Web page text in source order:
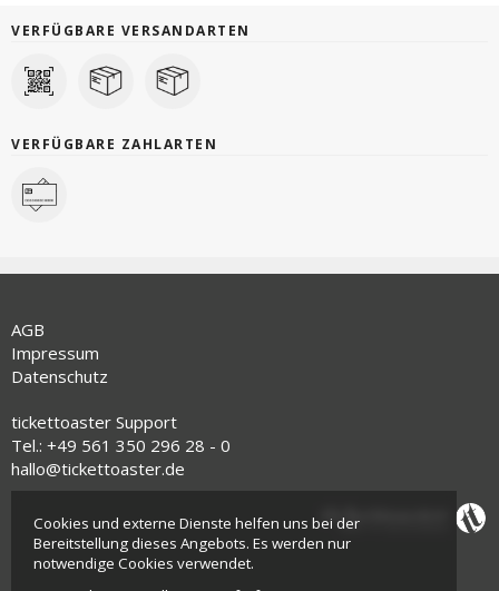
VERFÜGBARE VERSANDARTEN
VERFÜGBARE ZAHLARTEN
AGB
Impressum
Datenschutz
tickettoaster Support
Tel.: +49 561 350 296 28 - 0
hallo@tickettoaster.de
Cookies und externe Dienste helfen uns bei der
Bereitstellung dieses Angebots. Es werden nur
notwendige Cookies verwendet.